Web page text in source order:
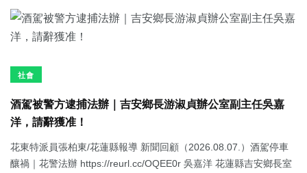
社會
酒駕被警方逮捕法辦｜吉安鄉長游淑貞辦公室副主任吳嘉
洋，請辭獲准！
花東特派員張柏東/花蓮縣報導 新聞回顧（2026.08.07.）酒駕停車
釀禍｜花警法辦 https://reurl.cc/OQEE0r 吳嘉洋 花蓮縣吉安鄉長室